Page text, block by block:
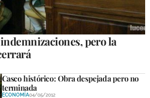
pero la
Casco histórico: Obra despejada pero no
terminada
ECONOMÍA04/05/2012